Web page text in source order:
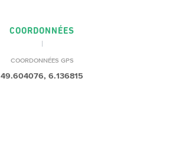
COORDONNÉES
COORDONNÉES GPS
49.604076, 6.136815